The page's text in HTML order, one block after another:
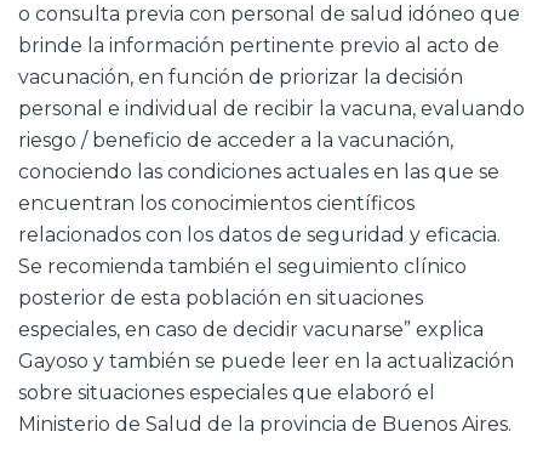
o consulta previa con personal de salud idóneo que
brinde la información pertinente previo al acto de
vacunación, en función de priorizar la decisión
personal e individual de recibir la vacuna, evaluando
riesgo / beneficio de acceder a la vacunación,
conociendo las condiciones actuales en las que se
encuentran los conocimientos científicos
relacionados con los datos de seguridad y eficacia.
Se recomienda también el seguimiento clínico
posterior de esta población en situaciones
especiales, en caso de decidir vacunarse” explica
Gayoso y también se puede leer en la actualización
sobre situaciones especiales que elaboró el
Ministerio de Salud de la provincia de Buenos Aires.